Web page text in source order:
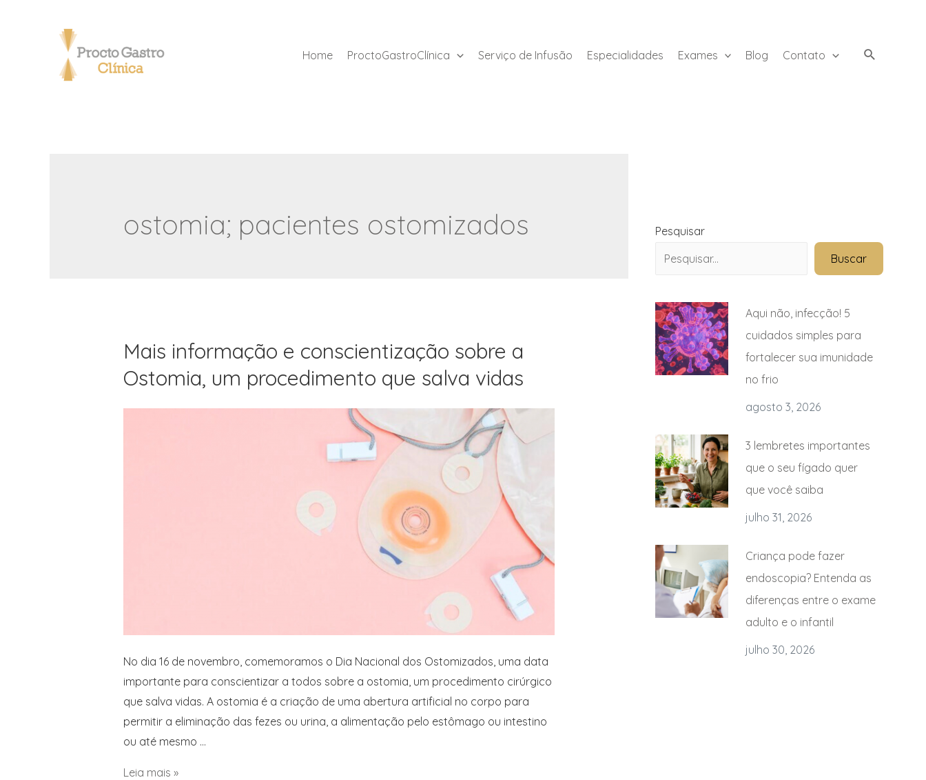
Home ProctoGastroClínica Serviço de Infusão Especialidades Exames Blog Contato
ostomia; pacientes ostomizados
Mais informação e conscientização sobre a
Ostomia, um procedimento que salva vidas
No dia 16 de novembro, comemoramos o Dia Nacional dos Ostomizados, uma data
importante para conscientizar a todos sobre a ostomia, um procedimento cirúrgico
que salva vidas. A ostomia é a criação de uma abertura artificial no corpo para
permitir a eliminação das fezes ou urina, a alimentação pelo estômago ou intestino
ou até mesmo …
Leia mais »
Pesquisar
Buscar
Aqui não, infecção! 5
cuidados simples para
fortalecer sua imunidade
no frio
agosto 3, 2026
3 lembretes importantes
que o seu fígado quer
que você saiba
julho 31, 2026
Criança pode fazer
endoscopia? Entenda as
diferenças entre o exame
adulto e o infantil
julho 30, 2026